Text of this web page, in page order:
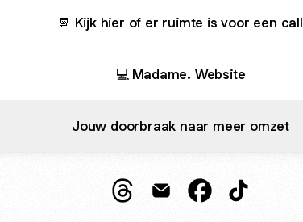
📆 Kijk hier of er ruimte is voor een call
💻 Madame. Website
Jouw doorbraak naar meer omzet